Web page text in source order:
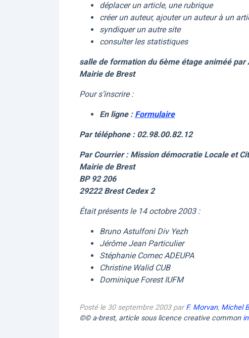
déplacer un article, une rubrique
créer un auteur, ajouter un auteur à un
syndiquer un autre site
consulter les statistiques
salle de formation du 6ème étage animéé
Mairie de Brest
Pour s’inscrire :
En ligne : Formulaire
Par téléphone : 02.98.00.82.12
Par Courrier : Mission démocratie Locale et
Mairie de Brest
BP 92 206
29222 Brest Cedex 2
Était présents le 14 octobre 2003 :
Bruno Astulfoni Div Yezh
Jérôme Jean Particulier
Stéphanie Cornec ADEUPA
Christine Walid CUB
Dominique Forest IUFM
Posté le 30 septembre 2003 parF. Morvan, Michel
©© a-brest, article sous licence creative common